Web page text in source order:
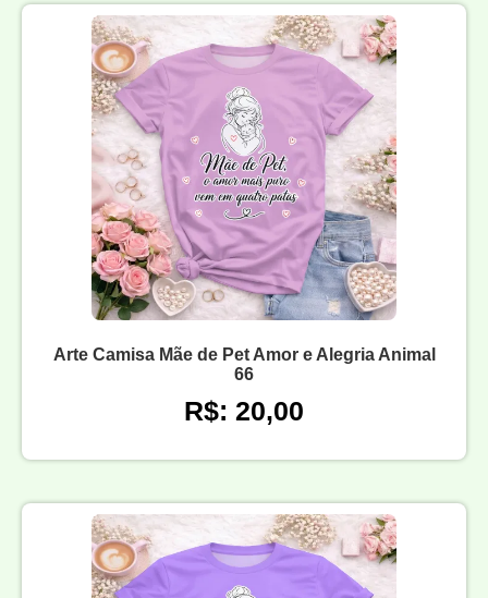
Arte Camisa Mãe de Pet Amor e Alegria Animal
66
R$: 20,00